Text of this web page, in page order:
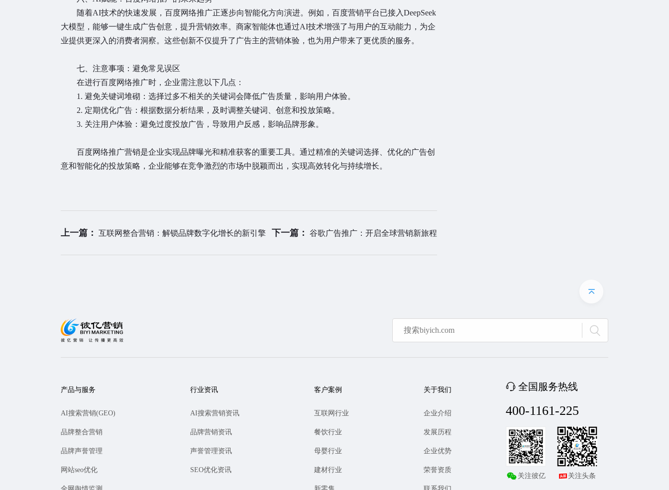
随着AI技术的快速发展，百度网络推广正逐步向智能化方向演进。例如，百度营销平台已接入DeepSeek
大模型，能够一键生成广告创意，提升营销效率。商家智能体也通过AI技术增强了与用户的互动能力，为企
业提供更深入的消费者洞察。这些创新不仅提升了广告主的营销体验，也为用户带来了更优质的服务。
七、注意事项：避免常见误区
在进行百度网络推广时，企业需注意以下几点：
1. 避免关键词堆砌：选择过多不相关的关键词会降低广告质量，影响用户体验。
2. 定期优化广告：根据数据分析结果，及时调整关键词、创意和投放策略。
3. 关注用户体验：避免过度投放广告，导致用户反感，影响品牌形象。
百度网络推广营销是企业实现品牌曝光和精准获客的重要工具。通过精准的关键词选择、优化的广告创
意和智能化的投放策略，企业能够在竞争激烈的市场中脱颖而出，实现高效转化与持续增长。
上一篇： 互联网整合营销：解锁品牌数字化增长的新引擎 下一篇： 谷歌广告推广：开启全球营销新旅程
全国服务热线
400-1161-225
关注彼亿 关注头条
产品与服务
AI搜索营销(GEO)
品牌整合营销
品牌声誉管理
网站seo优化
行业资讯
AI搜索营销资讯
品牌营销资讯
声誉管理资讯
SEO优化资讯
客户案例
互联网行业
餐饮行业
母婴行业
建材行业
关于我们
企业介绍
发展历程
企业优势
荣誉资质